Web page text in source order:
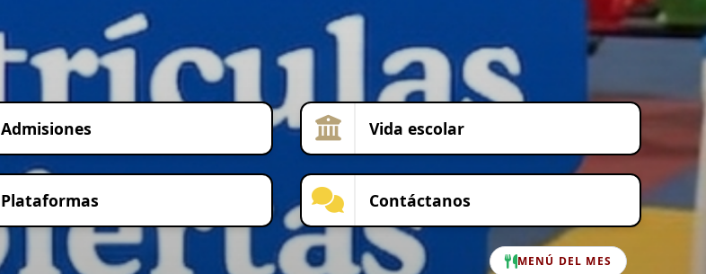
Admisiones Vida escolar
Plataformas Contáctanos
MENÚ DEL MES